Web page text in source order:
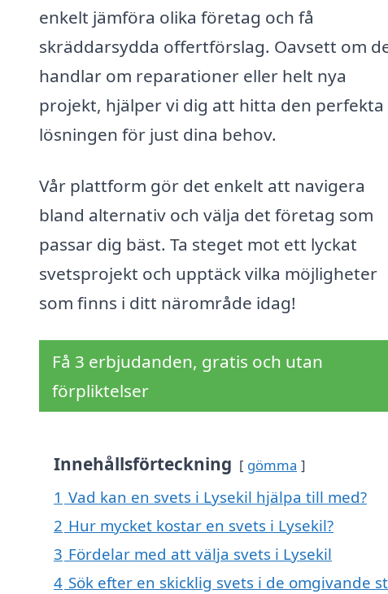
enkelt jämföra olika företag och få
skräddarsydda offertförslag. Oavsett om
handlar om reparationer eller helt nya
projekt, hjälper vi dig att hitta den perfekta
lösningen för just dina behov.
Vår plattform gör det enkelt att navigera
bland alternativ och välja det företag som
passar dig bäst. Ta steget mot ett lyckat
svetsprojekt och upptäck vilka möjligheter
som finns i ditt närområde idag!
Få 3 erbjudanden, gratis och utan
förpliktelser
Innehållsförteckning gömma
1 Vad kan en svets i Lysekil hjälpa till med?
2 Hur mycket kostar en svets i Lysekil?
3 Fördelar med att välja svets i Lysekil
4 Sök efter en skicklig svets i de omgivande